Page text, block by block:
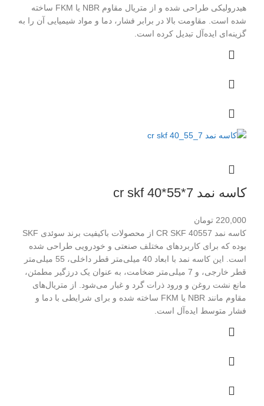
هیدرولیکی طراحی شده و از متریال مقاوم NBR یا FKM ساخته
شده است. مقاومت بالا در برابر فشار، دما و مواد شیمیایی آن را به
گزینه‌ای ایده‌آل تبدیل کرده است.
کاسه نمد cr skf 40*55*7
220,000 تومان
کاسه نمد CR SKF 40557 از محصولات باکیفیت برند سوئدی SKF
بوده که برای کاربردهای مختلف صنعتی و خودرویی طراحی شده
است. این کاسه نمد با ابعاد 40 میلی‌متر قطر داخلی، 55 میلی‌متر
قطر خارجی، و 7 میلی‌متر ضخامت، به عنوان یک درزگیر مطمئن،
مانع نشت روغن و ورود ذرات گرد و غبار می‌شود. از متریال‌های
مقاوم مانند NBR یا FKM ساخته شده و برای شرایطی با دما و
فشار متوسط ایده‌آل است.